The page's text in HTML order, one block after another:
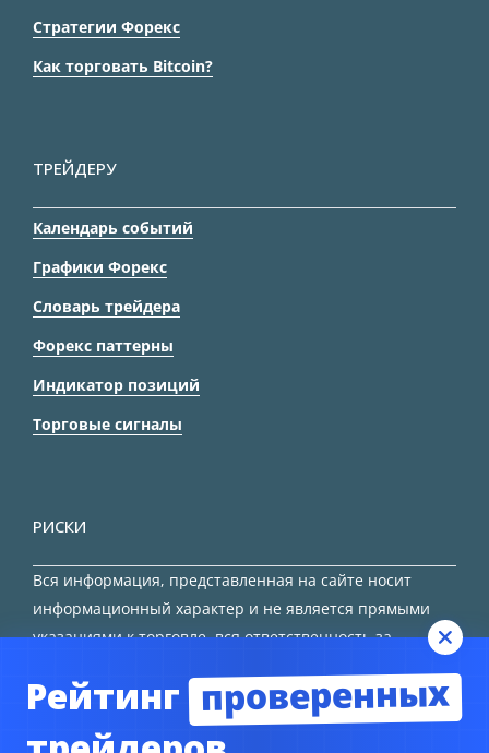
Стратегии Форекс
Как торговать Bitcoin?
ТРЕЙДЕРУ
Календарь событий
Графики Форекс
Словарь трейдера
Форекс паттерны
Индикатор позиций
Торговые сигналы
РИСКИ
Вся информация, представленная на сайте носит
информационный характер и не является прямыми
указаниями к торговле, вся ответственность за
Рейтинг проверенных